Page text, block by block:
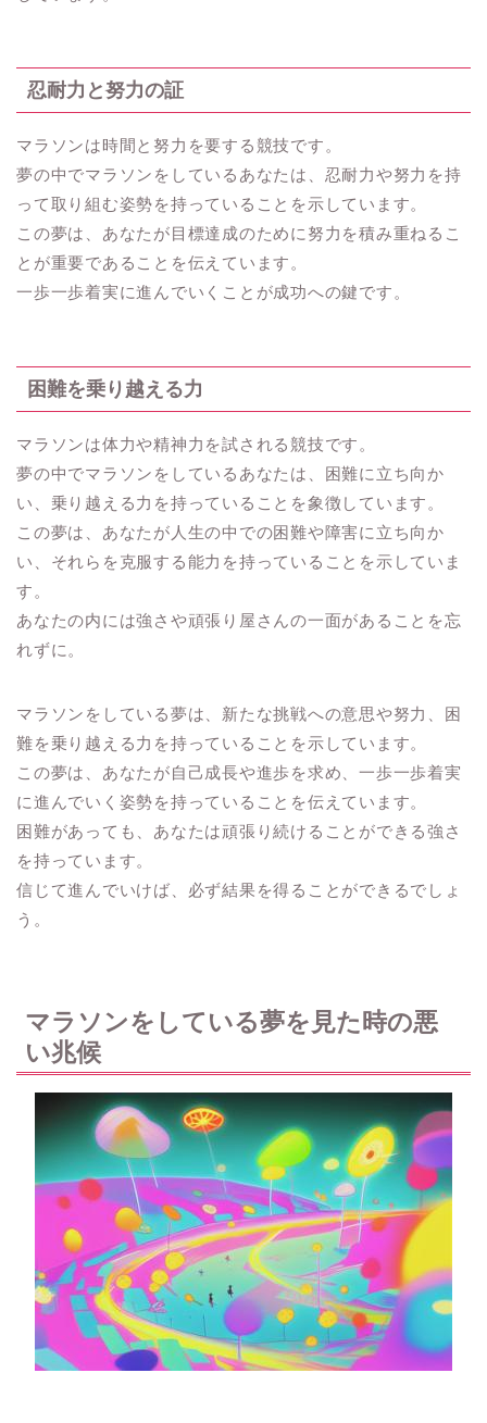
忍耐力と努力の証
マラソンは時間と努力を要する競技です。
夢の中でマラソンをしているあなたは、忍耐力や努力を持
って取り組む姿勢を持っていることを示しています。
この夢は、あなたが目標達成のために努力を積み重ねるこ
とが重要であることを伝えています。
一歩一歩着実に進んでいくことが成功への鍵です。
困難を乗り越える力
マラソンは体力や精神力を試される競技です。
夢の中でマラソンをしているあなたは、困難に立ち向か
い、乗り越える力を持っていることを象徴しています。
この夢は、あなたが人生の中での困難や障害に立ち向か
い、それらを克服する能力を持っていることを示していま
す。
あなたの内には強さや頑張り屋さんの一面があることを忘
れずに。
マラソンをしている夢は、新たな挑戦への意思や努力、困
難を乗り越える力を持っていることを示しています。
この夢は、あなたが自己成長や進歩を求め、一歩一歩着実
に進んでいく姿勢を持っていることを伝えています。
困難があっても、あなたは頑張り続けることができる強さ
を持っています。
信じて進んでいけば、必ず結果を得ることができるでしょ
う。
マラソンをしている夢を見た時の悪
い兆候